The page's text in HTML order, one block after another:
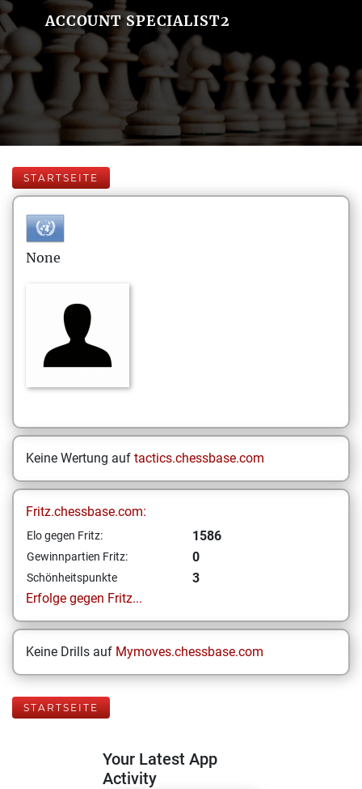
ACCOUNT SPECIALIST2
STARTSEITE
None
Keine Wertung auf tactics.chessbase.com
Fritz.chessbase.com:
Elo gegen Fritz: 1586
Gewinnpartien Fritz: 0
Schönheitspunkte
3
Erfolge gegen Fritz...
Keine Drills auf Mymoves.chessbase.com
STARTSEITE
Your Latest App
Activity